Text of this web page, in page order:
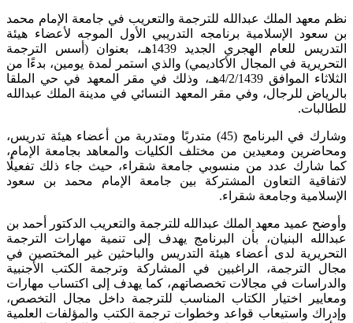
نظم معهد الملك عبدالله للترجمة والتعريب في جامعة الإمام محمد
بن سعود الإسلامية برنامجه التدريبي الأول الموجه لأعضاء هيئة
التدريس للعام الهجري الجديد 1439هـ، بعنوان (أسس الترجمة
التحريرية في المجال الأكاديمي) والذي استمر لمدة يومين، بدءًا من
الثلاثاء الموافق 4/2/1439هـ، وذلك في مقر المعهد في حي الملقا
بالرياض للرجال، وفي مقر المعهد النسائي في مدينة الملك عبدالله
للطالبات.
وشارك في البرنامج (45) متدربًا ومتدربة من أعضاء هيئة تدريس،
ومحاضرين ومعيدين من مختلف الكليات والمعاهد بجامعة الإمام،
كما شارك عدد من منسوبي جامعة شقراء، حيث جاء ذلك تفعيلًا
لاتفاقية التعاون المشتركة بين جامعة الإمام محمد بن سعود
الإسلامية وجامعة شقراء.
وأوضح عميد معهد الملك عبدالله للترجمة والتعريب الدكتور أحمد بن
عبدالله البنيان، بأن البرنامج يهدف إلى تنمية مهارات الترجمة
التحريرية لدى أعضاء هيئة التدريس والباحثين غير المختصين في
مجال الترجمة، الراغبين في المشاركة وترجمة الكتب الأجنبية
والدراسات في مجالات تخصصاتهم، كما يهدف إلى اكتساب مهارات
ومعايير اختيار الكتاب المناسب للترجمة داخل مجال التخصص،
وإدراك واستيعاب قواعد وخطوات ترجمة الكتب والمؤلفات العلمية